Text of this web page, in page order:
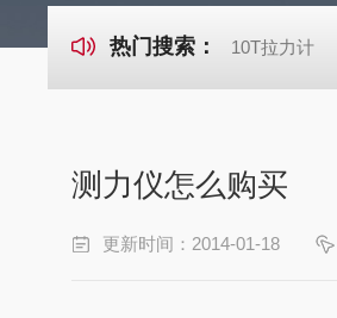
热门搜索： 10T拉力计
测力仪怎么购买
更新时间：2014-01-18